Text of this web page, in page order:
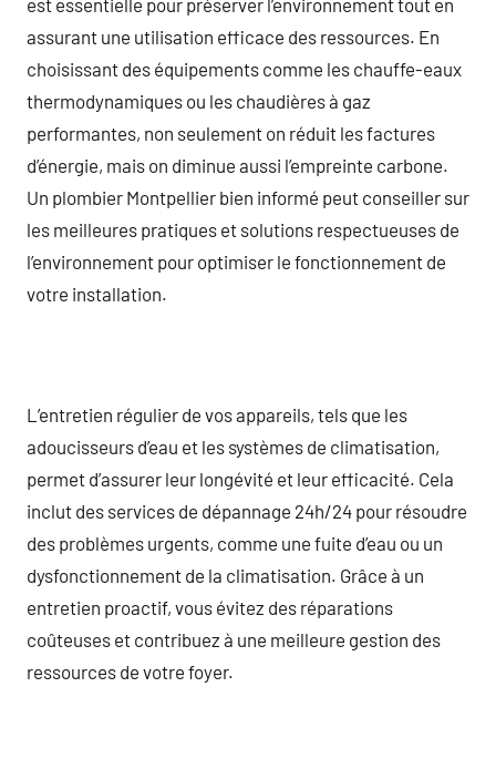
assurant une utilisation efficace des ressources. En
choisissant des équipements comme les chauffe-eaux
thermodynamiques ou les chaudières à gaz
performantes, non seulement on réduit les factures
d’énergie, mais on diminue aussi l’empreinte carbone.
Un plombier Montpellier bien informé peut conseiller sur
les meilleures pratiques et solutions respectueuses de
l’environnement pour optimiser le fonctionnement de
votre installation.
L’entretien régulier de vos appareils, tels que les
adoucisseurs d’eau et les systèmes de climatisation,
permet d’assurer leur longévité et leur efficacité. Cela
inclut des services de dépannage 24h/24 pour résoudre
des problèmes urgents, comme une fuite d’eau ou un
dysfonctionnement de la climatisation. Grâce à un
entretien proactif, vous évitez des réparations
coûteuses et contribuez à une meilleure gestion des
ressources de votre foyer.